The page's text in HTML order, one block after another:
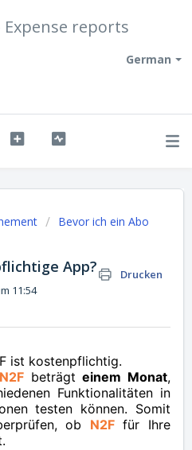
Expense reports
German
Bevor ich ein Abo
App?
Drucken
11:54
ist kostenpflichtig.
N2F beträgteinem Monat,
Funktionalitäten in
testen können. Somit
ob N2Ffür Ihre